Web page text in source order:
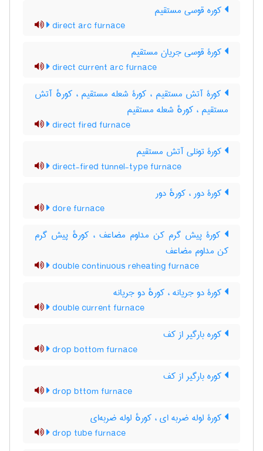
کوره قوسی مستقیم
direct arc furnace
کورۀ قوسی جریان مستقیم
direct current arc furnace
کورۀ آتش مستقیم ، کورۀ شعله مستقیم ، کورهٔ آتش
مستقیم ، کورهٔ شعله مستقیم
direct fired furnace
کورۀ تونلی آتش مستقیم
direct-fired tunnel-type furnace
کورۀ دور ، کورهٔ دور
dore furnace
کورۀ پیش گرم کن مداوم مضاعف ، کورهٔ پیش گرم
کن مداوم مضاعف
double continuous reheating furnace
کورۀ دو جریانه ، کورهٔ دو جریانه
double current furnace
کوره بارگیر از کف
drop bottom furnace
کوره بارگیر از کف
drop bttom furnace
کورۀ لوله ضربه ای ، کورهٔ لوله ضربه‌ای
drop tube furnace